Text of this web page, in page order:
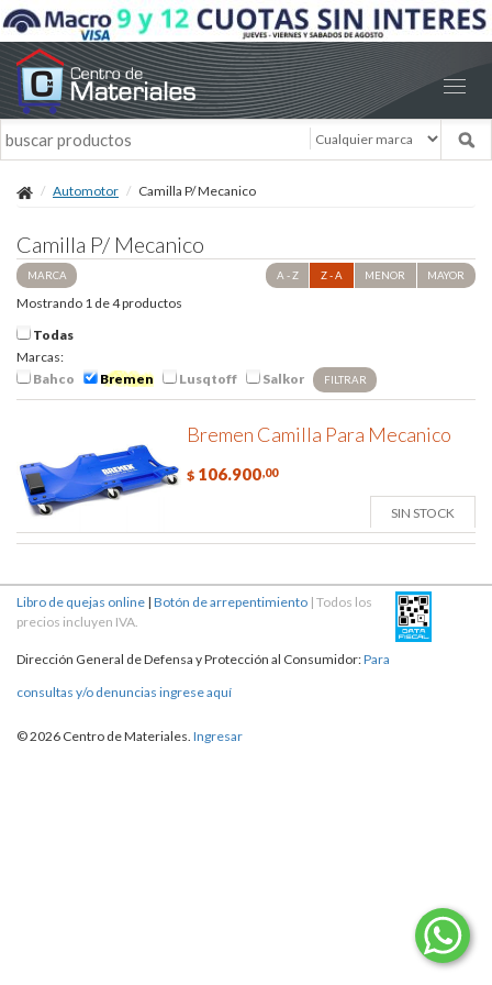
Automotor Camilla P/ Mecanico
Camilla P/ Mecanico
MARCA A - Z Z - A MENOR MAYOR
Mostrando 1 de 4 productos
Todas
Marcas:
Bahco
Bremen Lusqtoff Salkor FILTRAR
Bremen Camilla Para Mecanico
$ 106.900,00
SIN STOCK
Libro de quejas online | Botón de arrepentimiento | Todos los
precios incluyen IVA.
Dirección General de Defensa y Protección al Consumidor:Para
consultas y/o denuncias ingrese aquí
© 2026 Centro de Materiales. Ingresar